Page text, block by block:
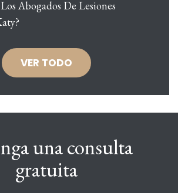
Abogados De Lesiones
VER TODO
una consulta
gratuita